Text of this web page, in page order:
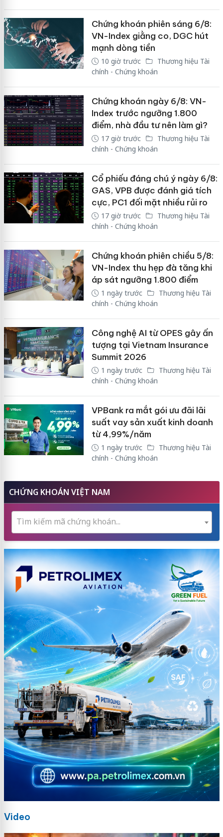
Chứng khoán phiên sáng 6/8:
VN-Index giằng co, DGC hút
mạnh dòng tiền
10 giờ trước
Thương hiệu Tài
chính - Chứng khoán
Chứng khoán ngày 6/8: VN-
Index trước ngưỡng 1.800
điểm, nhà đầu tư nên làm gì?
17 giờ trước
Thương hiệu Tài
chính - Chứng khoán
Cổ phiếu đáng chú ý ngày 6/8:
GAS, VPB được đánh giá tích
cực, PC1 đối mặt nhiều rủi ro
17 giờ trước
Thương hiệu Tài
chính - Chứng khoán
Chứng khoán phiên chiều 5/8:
VN-Index thu hẹp đà tăng khi
áp sát ngưỡng 1.800 điểm
1 ngày trước
Thương hiệu Tài
chính - Chứng khoán
Công nghệ AI từ OPES gây ấn
tượng tại Vietnam Insurance
Summit 2026
1 ngày trước
Thương hiệu Tài
chính - Chứng khoán
VPBank ra mắt gói ưu đãi lãi
suất vay sản xuất kinh doanh
từ 4,99%/năm
1 ngày trước
Thương hiệu Tài
chính - Chứng khoán
CHỨNG KHOÁN VIỆT NAM
Tìm kiếm mã chứng khoán...
Video